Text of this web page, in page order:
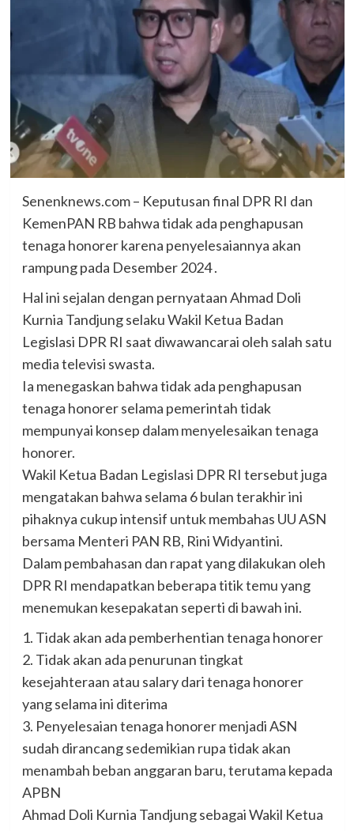
Senenknews.com – Keputusan final DPR RI dan
KemenPAN RB bahwa tidak ada penghapusan
tenaga honorer karena penyelesaiannya akan
rampung pada Desember 2024 .
Hal ini sejalan dengan pernyataan Ahmad Doli
Kurnia Tandjung selaku Wakil Ketua Badan
Legislasi DPR RI saat diwawancarai oleh salah satu
media televisi swasta.
Ia menegaskan bahwa tidak ada penghapusan
tenaga honorer selama pemerintah tidak
mempunyai konsep dalam menyelesaikan tenaga
honorer.
Wakil Ketua Badan Legislasi DPR RI tersebut juga
mengatakan bahwa selama 6 bulan terakhir ini
pihaknya cukup intensif untuk membahas UU ASN
bersama Menteri PAN RB, Rini Widyantini.
Dalam pembahasan dan rapat yang dilakukan oleh
DPR RI mendapatkan beberapa titik temu yang
menemukan kesepakatan seperti di bawah ini.
1. Tidak akan ada pemberhentian tenaga honorer
2. Tidak akan ada penurunan tingkat
kesejahteraan atau salary dari tenaga honorer
yang selama ini diterima
3. Penyelesaian tenaga honorer menjadi ASN
sudah dirancang sedemikian rupa tidak akan
menambah beban anggaran baru, terutama kepada
APBN
Ahmad Doli Kurnia Tandjung sebagai Wakil Ketua